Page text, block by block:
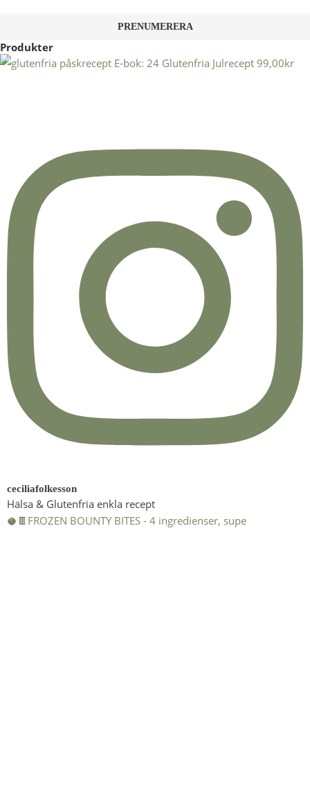
Produkter
E-bok: 24 Glutenfria Julrecept 99,00kr
ceciliafolkesson
Hälsa & Glutenfria enkla recept
🥥🍫FROZEN BOUNTY BITES - 4 ingredienser, supe